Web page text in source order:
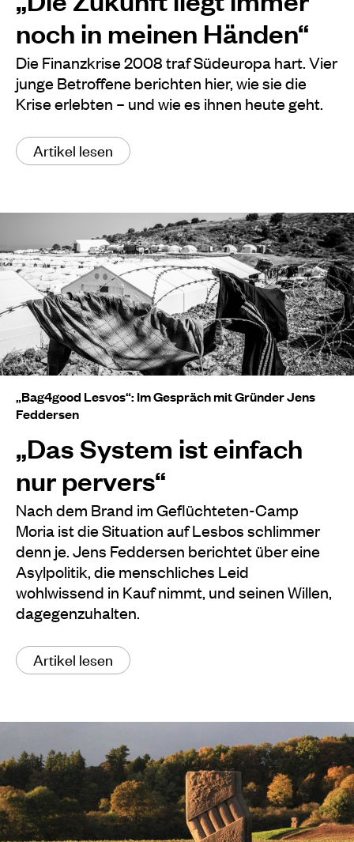
noch in meinen Händen“
Die Finanzkrise 2008 traf Südeuropa hart. Vier
junge Betroffene berichten hier, wie sie die
Krise erlebten – und wie es ihnen heute geht.
Artikel lesen
„Bag4good Lesvos“: Im Gespräch mit Gründer Jens
Feddersen
„Das System ist einfach
nur pervers“
Nach dem Brand im Geflüchteten-Camp
Moria ist die Situation auf Lesbos schlimmer
denn je. Jens Feddersen berichtet über eine
Asylpolitik, die menschliches Leid
wohlwissend in Kauf nimmt, und seinen Willen,
dagegenzuhalten.
Artikel lesen